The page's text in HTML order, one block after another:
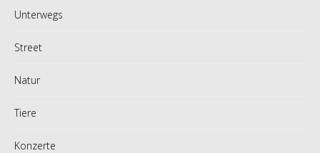
Unterwegs
Street
Natur
Tiere
Konzerte